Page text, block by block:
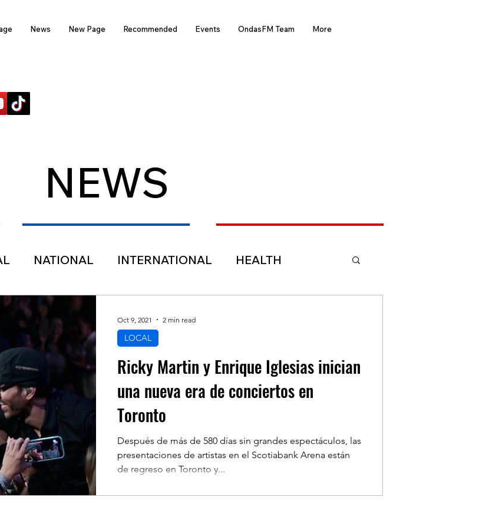
News New Page Recommended Events OndasFM Team More
NEWS
NATIONAL INTERNATIONAL HEALTH
FINANCE TECHNOLOGY
WEATHER
LINKS OF INTEREST TURISM
Ricky Martin y Enrique Iglesias inician
una nueva era de conciertos en
Toronto
Después de más de 580 días sin grandes espectáculos, las
presentaciones de artistas en el Scotiabank Arena están
de regreso en Toronto y...
LOCAL
Oct 9, 2021 2 min read